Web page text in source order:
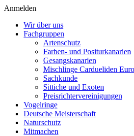
Anmelden
Wir über uns
Fachgruppen
Artenschutz
Farben- und Positurkanarien
Gesangskanarien
Mischlinge Cardueliden
Sachkunde
Sittiche und Exoten
Preisrichtervereinigungen
Vogelringe
Deutsche Meisterschaft
Naturschutz
Mitmachen